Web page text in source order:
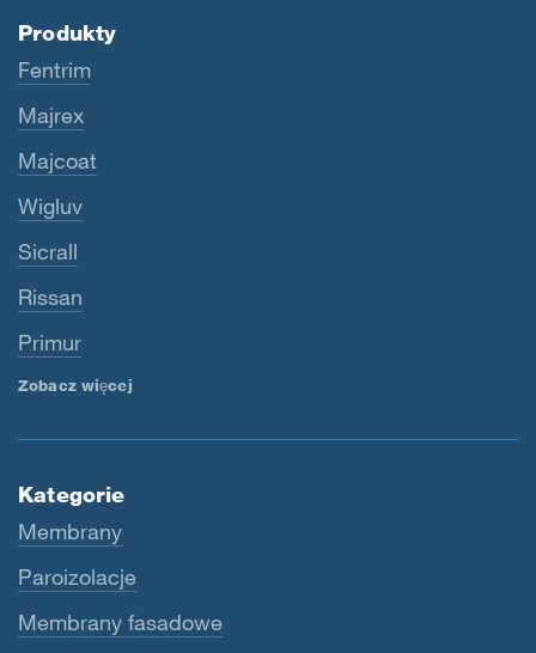
Produkty
Fentrim
Majrex
Majcoat
Wigluv
Sicrall
Rissan
Primur
Zobacz więcej
Kategorie
Membrany
Paroizolacje
Membrany fasadowe